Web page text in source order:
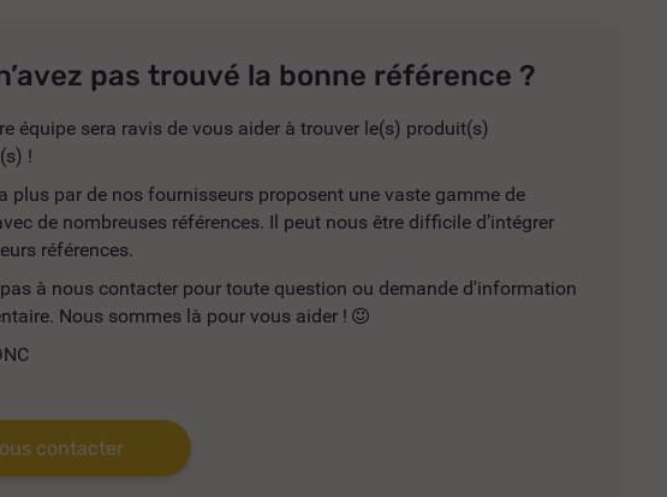
pas trouvé la bonne référence ?
équipe sera ravis de vous aider à trouver le(s) produit(s)
!
plus par de nos fournisseurs proposent une vaste gamme de
de nombreuses références. Il peut nous être difficile d’intégrer
références.
à nous contacter pour toute question ou demande d'information
Nous sommes là pour vous aider !
contacter